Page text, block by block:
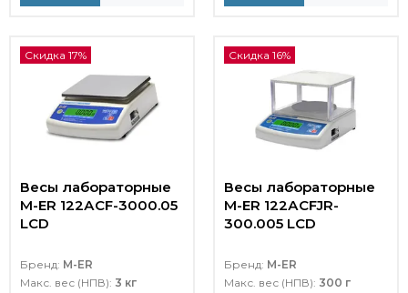
Скидка 17%
Весы лабораторные
M-ER 122АCF-3000.05
LСD
Бренд: M-ER
Макс. вес (НПВ): 3 кг
Скидка 16%
Весы лабораторные
M-ER 122АCFJR-
300.005 LСD
Бренд: M-ER
Макс. вес (НПВ): 300 г